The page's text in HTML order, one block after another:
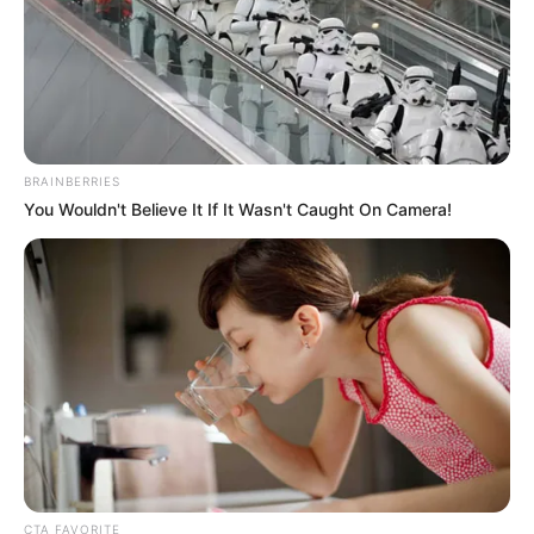
Warna Rambut: Hitam
Warna Mata: Hitam
Warna Kulit: Putih
Ukuran Sepatu: –
Ukuran Baju: –
Pendidikan
Homeschooling HSPG Bekasi.
Keluarga
Ayah: Dimas Singgih Utomo
Ibu: Indriarti Ediso
BRAINBERRIES
You Wouldn't Believe It If It Wasn't Caught On Camera!
CTA FAVORITE